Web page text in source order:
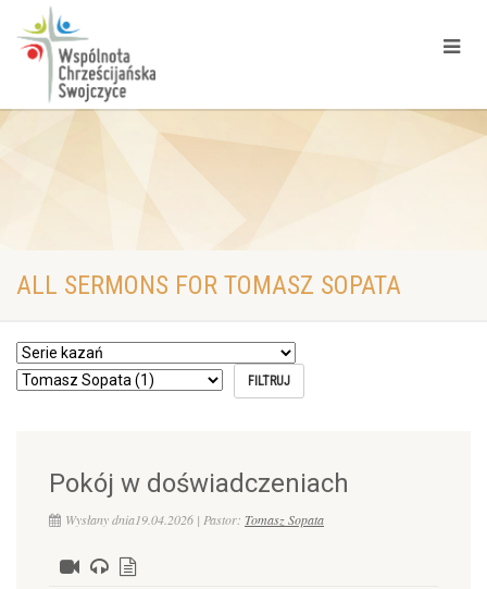
ALL SERMONS FOR TOMASZ SOPATA
Pokój w doświadczeniach
Wysłany dnia19.04.2026 | Pastor: Tomasz Sopata